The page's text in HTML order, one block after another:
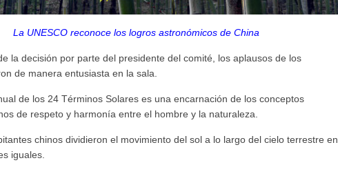
La UNESCO reconoce los logros astronómicos de China
la decisión por parte del presidente del comité, los aplausos de los
de manera entusiasta en la sala.
de los 24 Términos Solares es una encarnación de los conceptos
de respeto y harmonía entre el hombre y la naturaleza.
chinos dividieron el movimiento del sol a lo largo del cielo terrestre en
iguales.